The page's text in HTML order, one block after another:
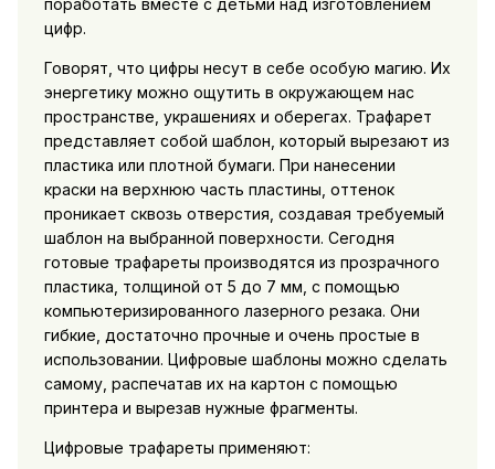
поработать вместе с детьми над изготовлением
цифр.
Говорят, что цифры несут в себе особую магию. Их
энергетику можно ощутить в окружающем нас
пространстве, украшениях и оберегах. Трафарет
представляет собой шаблон, который вырезают из
пластика или плотной бумаги. При нанесении
краски на верхнюю часть пластины, оттенок
проникает сквозь отверстия, создавая требуемый
шаблон на выбранной поверхности. Сегодня
готовые трафареты производятся из прозрачного
пластика, толщиной от 5 до 7 мм, с помощью
компьютеризированного лазерного резака. Они
гибкие, достаточно прочные и очень простые в
использовании. Цифровые шаблоны можно сделать
самому, распечатав их на картон с помощью
принтера и вырезав нужные фрагменты.
Цифровые трафареты применяют: